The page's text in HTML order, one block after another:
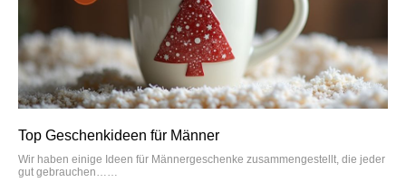
Top Geschenkideen für Männer
Wir haben einige Ideen für Männergeschenke zusammengestellt, die jeder
gut gebrauchen…